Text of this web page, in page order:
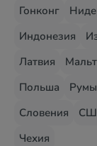
Гонконг
Индонезия
Латвия
Польша
Словения
Чехия